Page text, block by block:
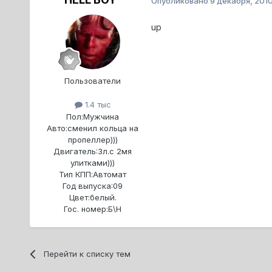
Пользователи
1.4 тыс
Пол:Мужчина
Авто:сменил кольца на
пропеллер)))
Двигатель:3л.с 2мя
улитками)))
Тип КПП:Автомат
Год выпуска:09
Цвет:белый.
Гос. номер:Б\Н
up
Перейти к списку тем